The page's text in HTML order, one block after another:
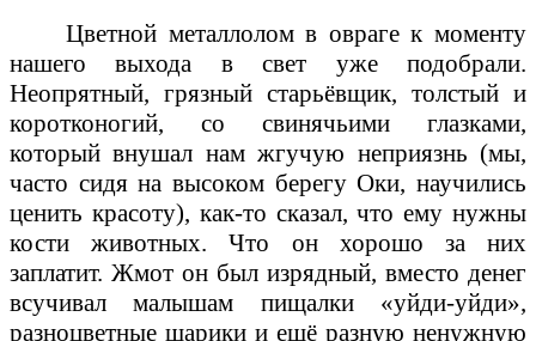
Цветной металлолом в овраге к моменту
нашего выхода в свет уже подобрали.
Неопрятный, грязный старьёвщик, толстый и
коротконогий, со свинячьими глазками,
который внушал нам жгучую неприязнь (мы,
часто сидя на высоком берегу Оки, научились
ценить красоту), как-то сказал, что ему нужны
кости животных. Что он хорошо за них
заплатит. Жмот он был изрядный, вместо денег
всучивал малышам пищалки «уйди-уйди»,
разноцветные шарики и ещё разную ненужную